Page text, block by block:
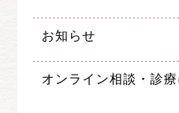
お知らせ
オンライン相談・診